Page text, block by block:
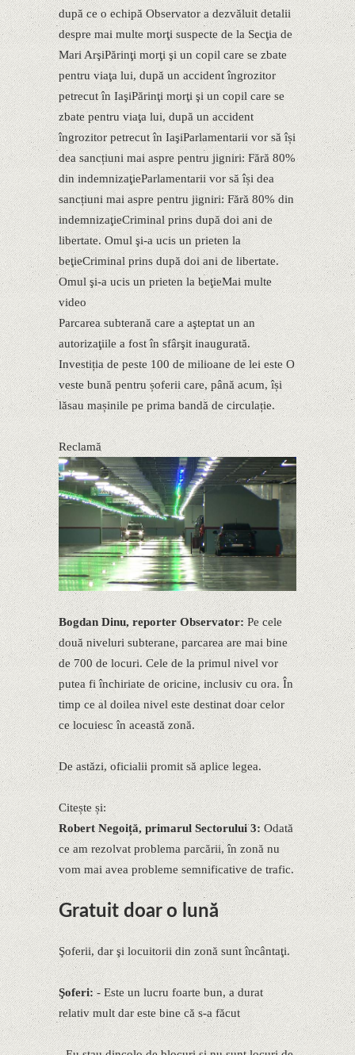
după ce o echipă Observator a dezvăluit detalii
despre mai multe morţi suspecte de la Secţia de
Mari ArşiPărinţi morţi şi un copil care se zbate
pentru viaţa lui, după un accident îngrozitor
petrecut în IaşiPărinţi morţi şi un copil care se
zbate pentru viaţa lui, după un accident
îngrozitor petrecut în IaşiParlamentarii vor să își
dea sancțiuni mai aspre pentru jigniri: Fără 80%
din indemnizaţieParlamentarii vor să își dea
sancțiuni mai aspre pentru jigniri: Fără 80% din
indemnizaţieCriminal prins după doi ani de
libertate. Omul şi-a ucis un prieten la
beţieCriminal prins după doi ani de libertate.
Omul şi-a ucis un prieten la beţieMai multe
video
Parcarea subterană care a aşteptat un an
autorizaţiile a fost în sfârşit inaugurată.
Investiția de peste 100 de milioane de lei este O
veste bună pentru șoferii care, până acum, își
lăsau mașinile pe prima bandă de circulație.
Reclamă
Bogdan Dinu, reporter Observator:Pe cele
două niveluri subterane, parcarea are mai bine
de 700 de locuri. Cele de la primul nivel vor
putea fi închiriate de oricine, inclusiv cu ora. În
timp ce al doilea nivel este destinat doar celor
ce locuiesc în această zonă.
De astăzi, oficialii promit să aplice legea.
Citește și:
Robert Negoiță, primarul Sectorului 3:Odată
ce am rezolvat problema parcării, în zonă nu
vom mai avea probleme semnificative de trafic.
Gratuit doar o lună
Şoferii, dar şi locuitorii din zonă sunt încântaţi.
Şoferi:- Este un lucru foarte bun, a durat
relativ mult dar este bine că s-a făcut